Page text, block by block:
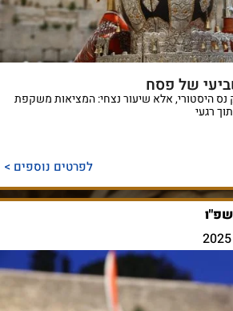
של פסח
נס היסטורי, אלא שיעור נצחי: המציאות משקפת
רגעי
לפרטים נוספים >